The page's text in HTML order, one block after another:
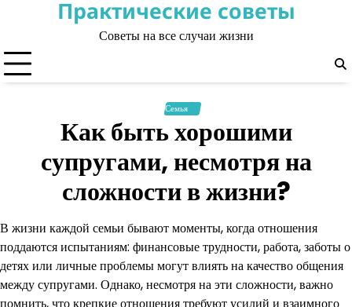
Практические советы
Советы на все случаи жизни
Семья
Как быть хорошими
супругами, несмотря на
сложности в жизни?
В жизни каждой семьи бывают моменты, когда отношения
поддаются испытаниям: финансовые трудности, работа, заботы о
детях или личные проблемы могут влиять на качество общения
между супругами. Однако, несмотря на эти сложности, важно